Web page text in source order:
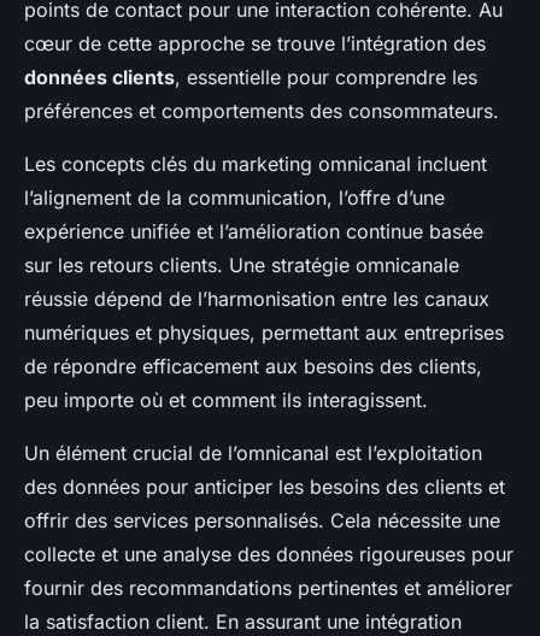
points de contact pour une interaction cohérente. Au
cœur de cette approche se trouve l’intégration des
données clients, essentielle pour comprendre les
préférences et comportements des consommateurs.
Les concepts clés du marketing omnicanal incluent
l’alignement de la communication, l’offre d’une
expérience unifiée et l’amélioration continue basée
sur les retours clients. Une stratégie omnicanale
réussie dépend de l’harmonisation entre les canaux
numériques et physiques, permettant aux entreprises
de répondre efficacement aux besoins des clients,
peu importe où et comment ils interagissent.
Un élément crucial de l’omnicanal est l’exploitation
des données pour anticiper les besoins des clients et
offrir des services personnalisés. Cela nécessite une
collecte et une analyse des données rigoureuses pour
fournir des recommandations pertinentes et améliorer
la satisfaction client. En assurant une intégration